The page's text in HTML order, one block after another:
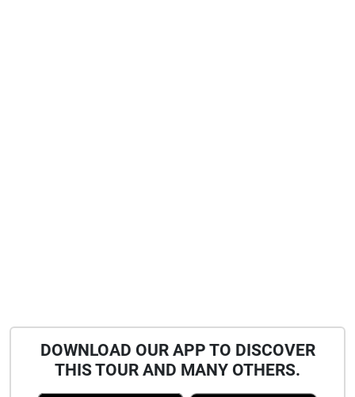
DOWNLOAD OUR APP TO DISCOVER
THIS TOUR AND MANY OTHERS.